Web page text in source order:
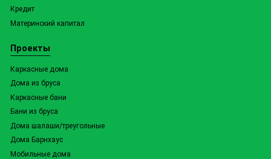
Кредит
Материнский капитал
Проекты
Каркасные дома
Дома из бруса
Каркасные бани
Бани из бруса
Дома шалаши/треугольные
Дома Барнхаус
Мобильные дома